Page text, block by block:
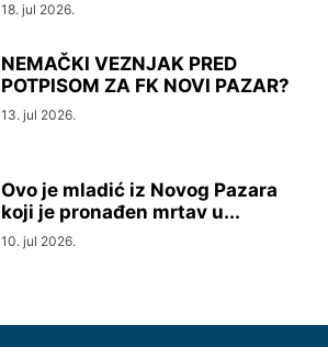
18. jul 2026.
NEMAČKI VEZNJAK PRED
POTPISOM ZA FK NOVI PAZAR?
13. jul 2026.
Ovo je mladić iz Novog Pazara
koji je pronađen mrtav u...
10. jul 2026.